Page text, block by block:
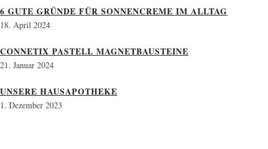
6 GUTE GRÜNDE FÜR SONNENCREME IM ALLTAG
18. April 2024
CONNETIX PASTELL MAGNETBAUSTEINE
21. Januar 2024
UNSERE HAUSAPOTHEKE
1. Dezember 2023